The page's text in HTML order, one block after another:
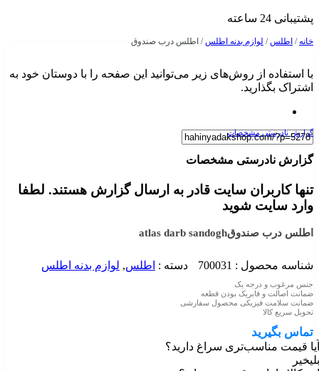
پشتیبانی 24 ساعته
خانه/ اطلس/ لوازم بدنه اطلس/ اطلس درب صندوق
با استفاده از روش‌های زیر می‌توانید این صفحه را با دوستان خود به
اشتراک بگذارید.
گزارش نادرستی مشخصات
گزارش نادرستی مشخصات
تنها کاربران سایت قادر به ارسال گزارش هستند. لطفا
وارد سایت شوید
اطلس درب صندوقatlas darb sandogh
شناسه محصول : 700031 دسته : اطلس, لوازم بدنه اطلس
جنس مرغوب و درجه یک
ضمانت اصالت و فابریک بودن قطعه
ضمانت سلامت فیزیکی محصول سفارشی
تحویل سریع کالا
تماس بگیرید
آیا قیمت مناسب‌تری سراغ دارید؟
بلیخیر